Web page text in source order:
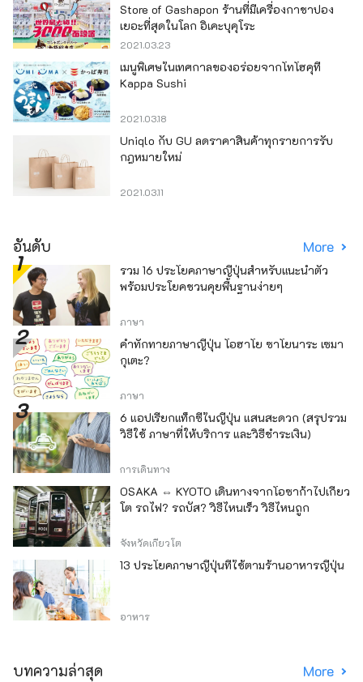
Store of Gashapon ร้านที่มีเครื่องกาชาปอง
เยอะที่สุดในโลก อิเคะบุคุโระ
2021.03.23
เมนูพิเศษในเทศกาลของอร่อยจากโทโฮคุที่
Kappa Sushi
2021.03.18
Uniqlo กับ GU ลดราคาสินค้าทุกรายการรับ
กฎหมายใหม่
2021.03.11
อันดับ More
รวม 16 ประโยคภาษาญี่ปุ่นสำหรับแนะนำตัว
พร้อมประโยคชวนคุยพื้นฐานง่ายๆ
ภาษา
คำทักทายภาษาญี่ปุ่น โอฮาโย ซาโยนาระ เซมา
กุเตะ?
ภาษา
6 แอปเรียกแท็กซี่ในญี่ปุ่น แสนสะดวก (สรุปรวม
วิธีใช้ ภาษาที่ให้บริการ และวิธีชำระเงิน)
การเดินทาง
OSAKA ⇔ KYOTO เดินทางจากโอซาก้าไปเกียว
โต รถไฟ? รถบัส? วิธีไหนเร็ว วิธีไหนถูก
จังหวัดเกียวโต
13 ประโยคภาษาญี่ปุ่นที่ใช้ตามร้านอาหารญี่ปุ่น
อาหาร
บทความล่าสุด More